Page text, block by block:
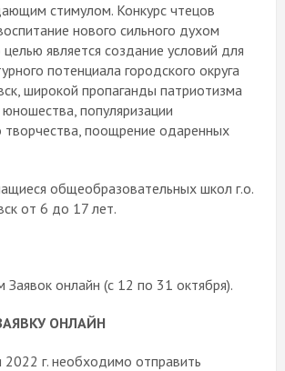
стимулом. Конкурс чтецов
нового сильного духом
целью является создание условий для
потенциала городского округа
широкой пропаганды патриотизма
популяризации
творчества, поощрение одаренных
общеобразовательных школ г.о.
от 6 до 17 лет.
Заявок онлайн (с 12 по 31 октября).
ОНЛАЙН
г. необходимо отправить